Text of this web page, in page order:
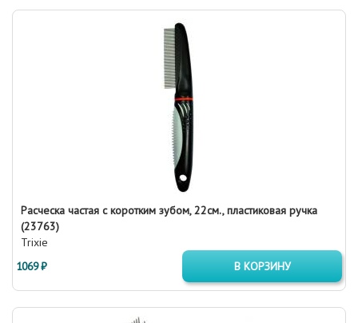
Расческа частая с коротким зубом, 22см., пластиковая ручка
(23763)
Trixie
1069 ₽
В КОРЗИНУ